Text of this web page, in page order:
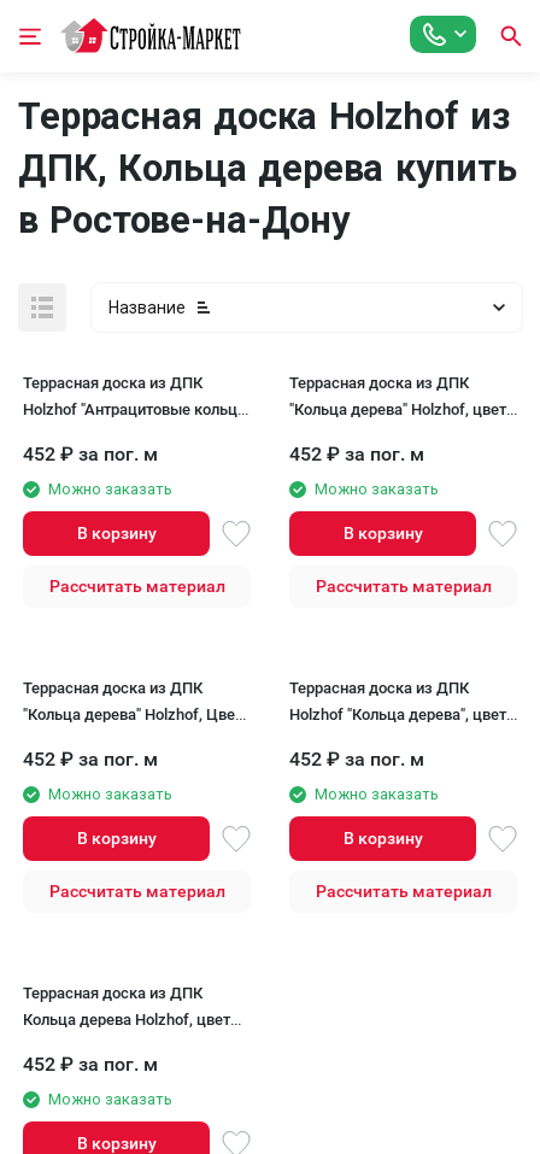
Террасная доска Holzhof из
ДПК, Кольца дерева купить
в Ростове-на-Дону
Название
Террасная доска из ДПК
Holzhof "Антрацитовые кольца
452 ₽ за пог. м
Можно заказать
В корзину
Рассчитать материал
Террасная доска из ДПК
"Кольца дерева" Holzhof, цвет
452 ₽ за пог. м
Можно заказать
В корзину
Рассчитать материал
Террасная доска из ДПК
"Кольца дерева" Holzhof, Цвет:
452 ₽ за пог. м
Можно заказать
В корзину
Рассчитать материал
Террасная доска из ДПК
Holzhof "Кольца дерева", цвет
452 ₽ за пог. м
Можно заказать
В корзину
Рассчитать материал
Террасная доска из ДПК
Кольца дерева Holzhof, цвет
452 ₽ за пог. м
Можно заказать
В корзину